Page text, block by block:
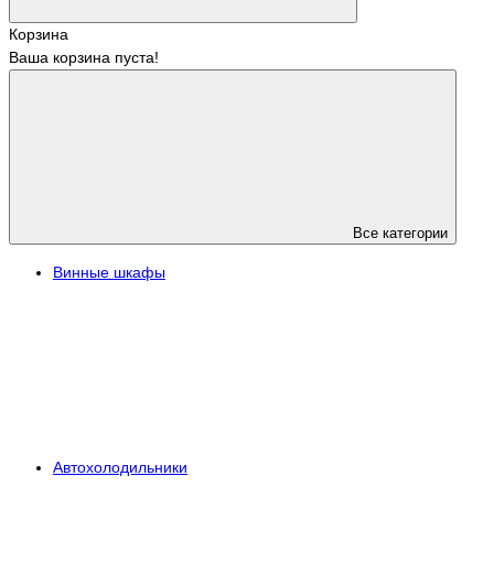
Корзина
Ваша корзина пуста!
Все категории
Винные шкафы
Автохолодильники